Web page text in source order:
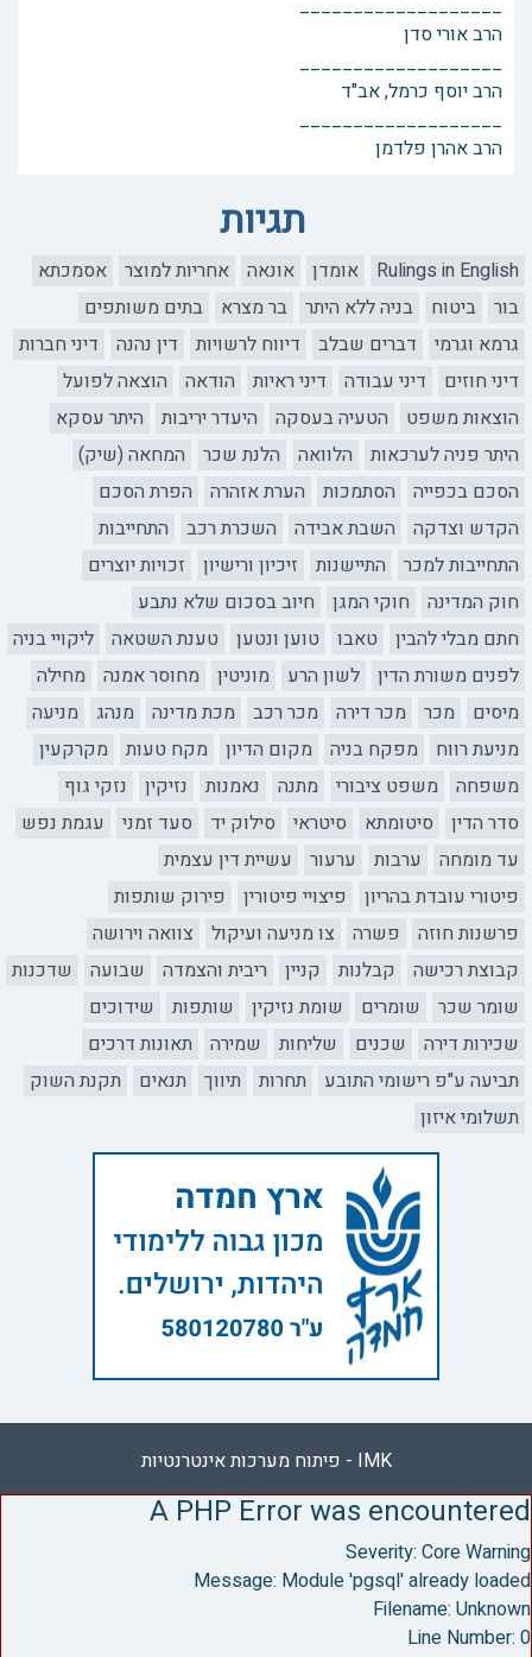
___________________
הרב אורי סדן
___________________
הרב יוסף כרמל, אב"ד
___________________
הרב אהרן פלדמן
תגיות
Rulings in English אומדן אונאה אחריות למוצר
אסמכתא
בור
ביטוח בניה ללא היתר בר מצרא
בתים משותפים
גרמא וגרמי
דברים שבלב דיווח לרשויות דין נהנה
דיני חברות
דיני חוזים
דיני עבודה דיני ראיות הודאה
הוצאה לפועל
הוצאות משפט
הטעיה בעסקה היעדר יריבות
היתר עסקא
היתר פניה לערכאות
הלוואה הלנת שכר
המחאה (שיק)
הסכם בכפייה
הסתמכות הערת אזהרה
הפרת הסכם
הקדש וצדקה
השבת אבידה השכרת רכב
התחייבות
התחייבות למכר
התיישנות זיכיון ורישיון
זכויות יוצרים
חוק המדינה
חוקי המגן
חיוב בסכום שלא נתבע
חתם מבלי להבין
טאבו טוען ונטען טענת השטאה
ליקויי בניה
לפנים משורת הדין
לשון הרע מוניטין מחוסר אמנה
מחילה
מיסים
מכר מכר דירה מכר רכב מכת מדינה מנהג
מניעה
מניעת רווח
מפקח בניה מקום הדיון מקח טעות
מקרקעין
משפחה
משפט ציבורי מתנה נאמנות נזיקין
נזקי גוף
סדר הדין
סיטומתא סיטראי סילוק יד סעד זמני
עגמת נפש
עד מומחה
ערבות ערעור
עשיית דין עצמית
פיטורי עובדת בהריון
פיצויי פיטורין
פירוק שותפות
פרשנות חוזה
פשרה צו מניעה ועיקול
צוואה וירושה
קבוצת רכישה
קבלנות קניין ריבית והצמדה שבועה
שדכנות
שומר שכר
שומרים שומת נזיקין שותפות
שידוכים
שכירות דירה
שכנים שליחות שמירה
תאונות דרכים
תביעה ע"פ רישומי התובע
תחרות תיווך תנאים
תקנת השוק
תשלומי איזון
IMK - פיתוח מערכות אינטרנטיות
A PHP Error was encountered
Severity: Core Warning
Message: Module 'pgsql' already loaded
Filename: Unknown
Line Number: 0